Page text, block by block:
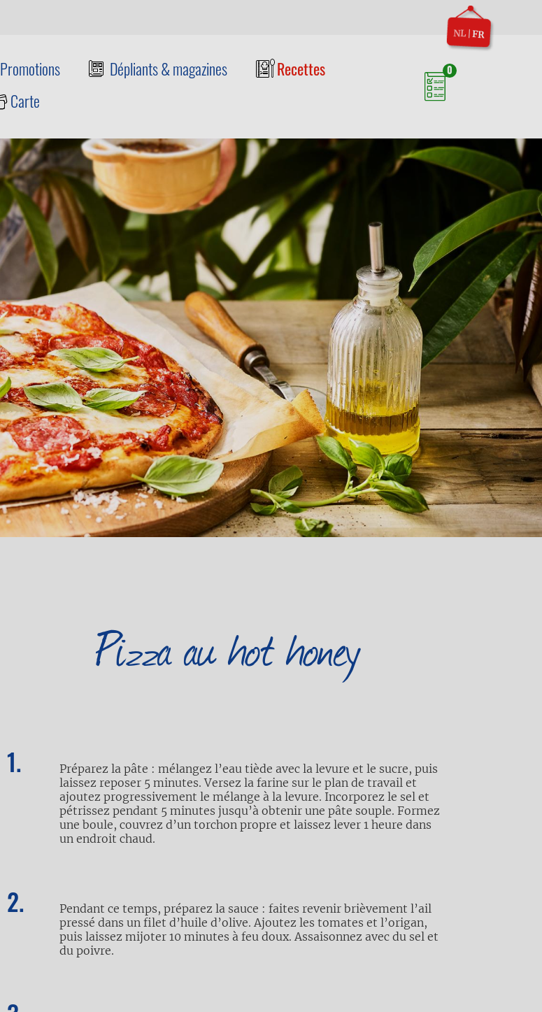
NL|FR
Promotions Dépliants & magazines
Recettes
Carte
0
Pizza au hot honey
Préparez la pâte : mélangez l’eau tiède avec la levure et le sucre, puis
laissez reposer 5 minutes. Versez la farine sur le plan de travail et
ajoutez progressivement le mélange à la levure. Incorporez le sel et
pétrissez pendant 5 minutes jusqu’à obtenir une pâte souple. Formez
une boule, couvrez d’un torchon propre et laissez lever 1 heure dans
un endroit chaud.
Pendant ce temps, préparez la sauce : faites revenir brièvement l’ail
pressé dans un filet d’huile d’olive. Ajoutez les tomates et l’origan,
puis laissez mijoter 10 minutes à feu doux. Assaisonnez avec du sel et
du poivre.